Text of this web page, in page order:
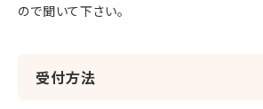
ので聞いて下さい。
受付方法